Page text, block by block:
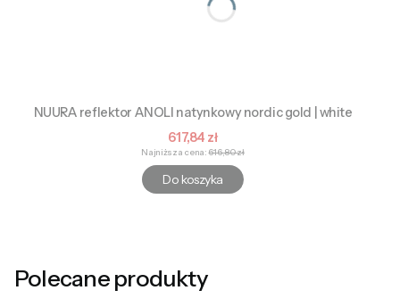
NUURA reflektor ANOLI natynkowy nordic gold | white
Cena promocyjna
617,84 zł
Najniższa cena: 616,80 zł
Do koszyka
Polecane produkty